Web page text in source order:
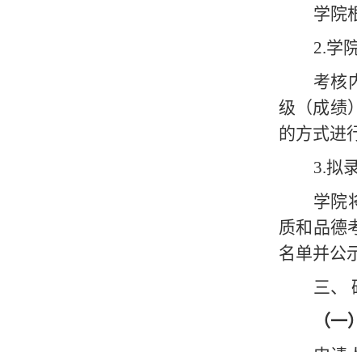
学院
2.学
考核
级（成绩
的方式进
3.拟
学院
质和品德
名单并公
三、
（